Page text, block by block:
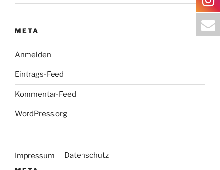
META
Anmelden
Eintrags-Feed
Kommentar-Feed
WordPress.org
Impressum Datenschutz